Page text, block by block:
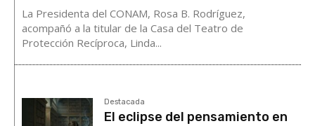
La Presidenta del CONAM, Rosa B. Rodríguez,
acompañó a la titular de la Casa del Teatro de
Protección Recíproca, Linda...
Destacada
El eclipse del pensamiento en